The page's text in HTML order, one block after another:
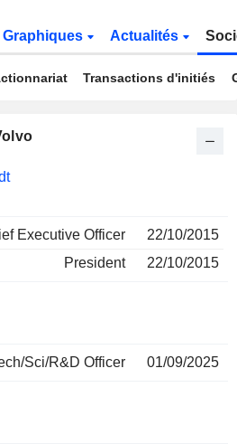
Graphiques Actualités
Transactions d'initiés
Executive Officer
22/10/2015
President
22/10/2015
Sci/R&D Officer 01/09/2025